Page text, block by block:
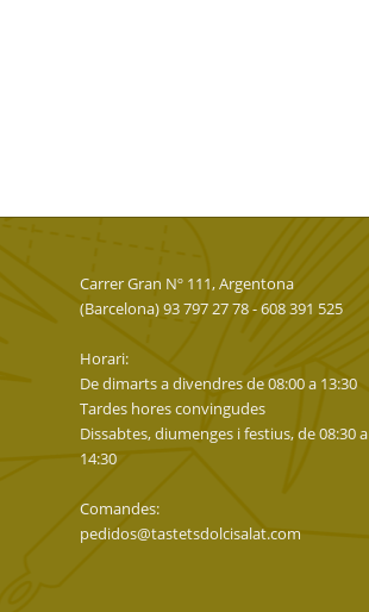
Carrer Gran Nº 111, Argentona
(Barcelona) 93 797 27 78 - 608 391 525
Horari:
De dimarts a divendres de 08:00 a 13:30
Tardes hores convingudes
Dissabtes, diumenges i festius, de 08:30 a
14:30
Comandes:
pedidos@tastetsdolcisalat.com